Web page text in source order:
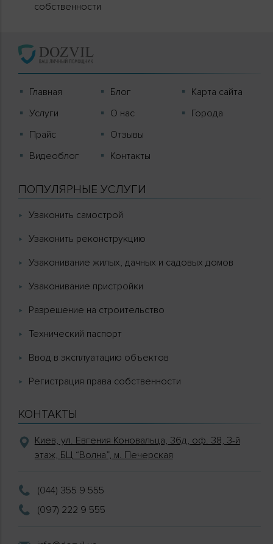
собственности
Главная
Услуги
Прайс
Видеоблог
Блог
О нас
Отзывы
Контакты
Карта сайта
Города
ПОПУЛЯРНЫЕ УСЛУГИ
Узаконить самострой
Узаконить реконструкцию
Узаконивание жилых, дачных и садовых домов
Узаконивание пристройки
Разрешение на строительство
Технический паспорт
Ввод в эксплуатацию объектов
Регистрация права собственности
КОНТАКТЫ
Киев, ул. Евгения Коновальца, 36д, оф. 38, 3-й
этаж, БЦ “Волна”, м. Печерская
(044) 355 9 555
(097) 222 9 555